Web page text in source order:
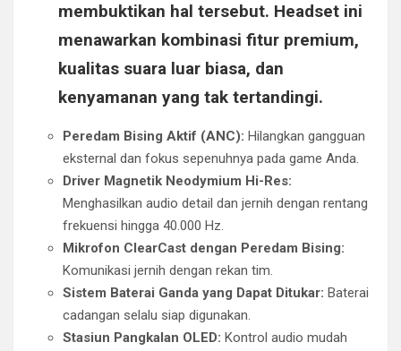
membuktikan hal tersebut. Headset ini
menawarkan kombinasi fitur premium,
kualitas suara luar biasa, dan
kenyamanan yang tak tertandingi.
Peredam Bising Aktif (ANC): Hilangkan gangguan
eksternal dan fokus sepenuhnya pada game Anda.
Driver Magnetik Neodymium Hi-Res:
Menghasilkan audio detail dan jernih dengan rentang
frekuensi hingga 40.000 Hz.
Mikrofon ClearCast dengan Peredam Bising:
Komunikasi jernih dengan rekan tim.
Sistem Baterai Ganda yang Dapat Ditukar: Baterai
cadangan selalu siap digunakan.
Stasiun Pangkalan OLED: Kontrol audio mudah